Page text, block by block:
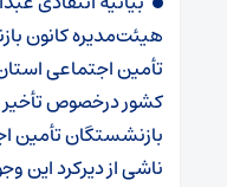
هیئت‌مدیره کانون
تأمین اجتماعی
کشور درخصوص
بازنشستگان تأمین
ناشی از دیرکرد این